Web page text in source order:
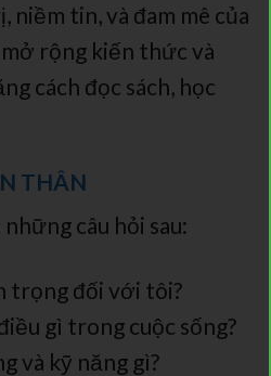
niềm tin, và đam mê của
rộng kiến thức và
cách đọc sách, học
THÂN
câu hỏi sau:
trọng đối với tôi?
gì trong cuộc sống?
và kỹ năng gì?